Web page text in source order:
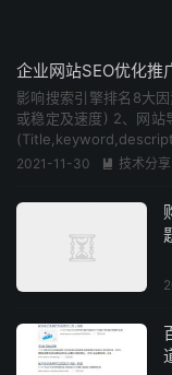
企业网站SEO优化推
影响搜索引擎排名8大
或稳定及速度) 2、网
2021-11-30  技术分享